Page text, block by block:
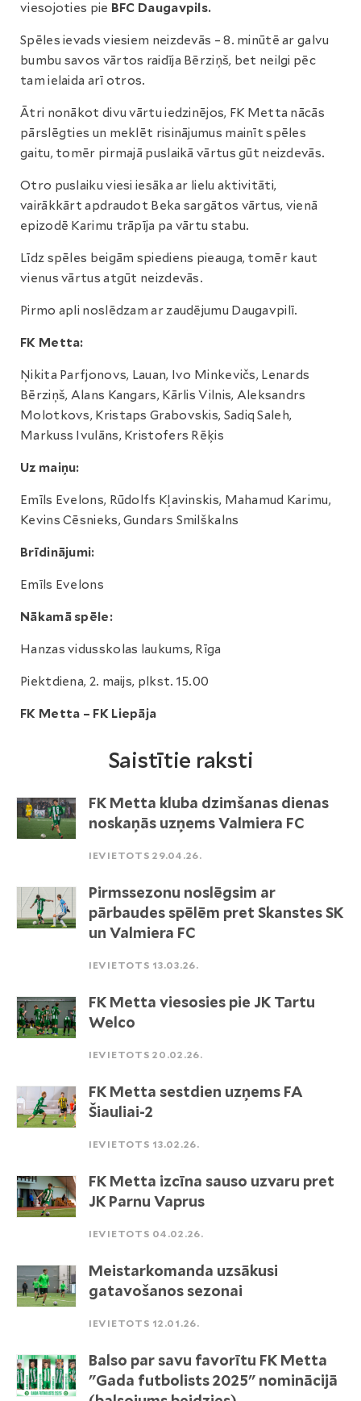
viesojoties pie BFC Daugavpils.
Spēles ievads viesiem neizdevās – 8. minūtē ar galvu
bumbu savos vārtos raidīja Bērziņš, bet neilgi pēc
tam ielaida arī otros.
Ātri nonākot divu vārtu iedzinējos, FK Metta nācās
pārslēgties un meklēt risinājumus mainīt spēles
gaitu, tomēr pirmajā puslaikā vārtus gūt neizdevās.
Otro puslaiku viesi iesāka ar lielu aktivitāti,
vairākkārt apdraudot Beka sargātos vārtus, vienā
epizodē Karimu trāpīja pa vārtu stabu.
Līdz spēles beigām spiediens pieauga, tomēr kaut
vienus vārtus atgūt neizdevās.
Pirmo apli noslēdzam ar zaudējumu Daugavpilī.
FK Metta:
Ņikita Parfjonovs, Lauan, Ivo Minkevičs, Lenards
Bērziņš, Alans Kangars, Kārlis Vilnis, Aleksandrs
Molotkovs, Kristaps Grabovskis, Sadiq Saleh,
Markuss Ivulāns, Kristofers Rēķis
Uz maiņu:
Emīls Evelons, Rūdolfs Kļavinskis, Mahamud Karimu,
Kevins Cēsnieks, Gundars Smilškalns
Brīdinājumi:
Emīls Evelons
Nākamā spēle:
Hanzas vidusskolas laukums, Rīga
Piektdiena, 2. maijs, plkst. 15.00
FK Metta – FK Liepāja
Saistītie raksti
FK Metta kluba dzimšanas dienas
noskaņās uzņems Valmiera FC
IEVIETOTS 29.04.26.
Pirmssezonu noslēgsim ar
pārbaudes spēlēm pret Skanstes SK
un Valmiera FC
IEVIETOTS 13.03.26.
FK Metta viesosies pie JK Tartu
Welco
IEVIETOTS 20.02.26.
FK Metta sestdien uzņems FA
Šiauliai-2
IEVIETOTS 13.02.26.
FK Metta izcīna sauso uzvaru pret
JK Parnu Vaprus
IEVIETOTS 04.02.26.
Meistarkomanda uzsākusi
gatavošanos sezonai
IEVIETOTS 12.01.26.
Balso par savu favorītu FK Metta
"Gada futbolists 2025" nominācijā